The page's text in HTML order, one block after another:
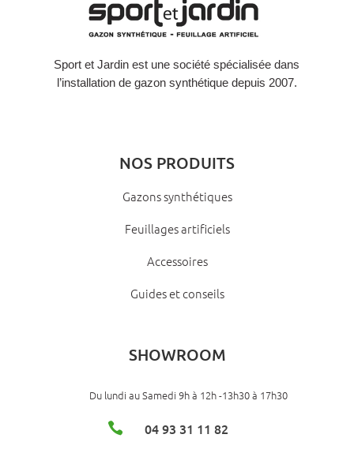
Sport et Jardin est une société spécialisée dans
l’installation de gazon synthétique depuis 2007.
NOS PRODUITS
Gazons synthétiques
Feuillages artificiels
Accessoires
Guides et conseils
SHOWROOM
Du lundi au Samedi 9h à 12h -13h30 à 17h30
 04 93 31 11 82